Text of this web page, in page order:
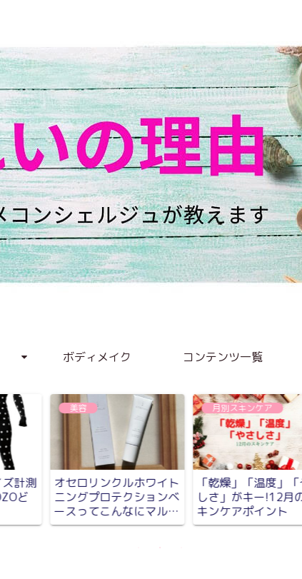
ボディメイク コンテンツ一覧
アベンヌウォーター万能
すぎる！ 敏感肌がおす
すめする使い方3選
美容
【使ってみた】NANOA
美顔ローラー【お手軽マ
ッサージ】